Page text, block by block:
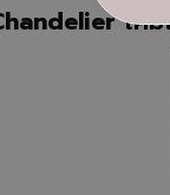
โค